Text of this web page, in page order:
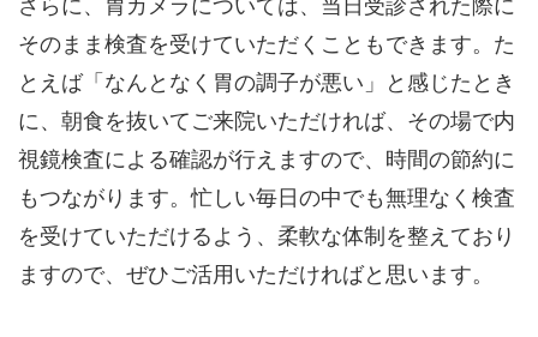
さらに、胃カメラについては、当日受診された際に
そのまま検査を受けていただくこともできます。た
とえば「なんとなく胃の調子が悪い」と感じたとき
に、朝食を抜いてご来院いただければ、その場で内
視鏡検査による確認が行えますので、時間の節約に
もつながります。忙しい毎日の中でも無理なく検査
を受けていただけるよう、柔軟な体制を整えており
ますので、ぜひご活用いただければと思います。